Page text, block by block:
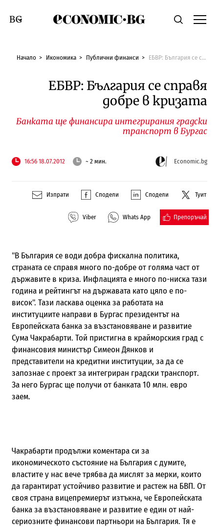
Economic.bgТърсене
Смяна на език
Начало Икономика Публични финанси ЕБВР: България се справя добре в кризата
ЕБВР: България се справя
добре в кризата
Банката ще финансира интегрирания градски
транспорт в Бургас
16:56 18.07.2012 ~ 2 мин. Economic.bg
Изпрати Сподели Сподели Туит
Viber Whats App Препоръчай
"В България се води добра фискална политика,
страната се справя много по-добре от голяма част от
държавите в криза. Инфлацията е много по-ниска тази
година и рейтингът на държавата като цяло е по-
висок". Тази ласкава оценка за работата на
институциите направи в Бургас президентът на
Европейската банка за възстановяване и развитие
Сума Чакрабарти. Той пристигна в крайморския град с
финансовия министър Симеон Дянков и
представители на кредитни институции, за да се
запознае с проект за интегриран градски транспорт.
За него Бургас ще получи от банката 10 млн. евро
заем.
Чакрабарти продължи коментара си за
икономическото състояние на България с думите,
властите у нас вече трябва да мислят за мерки, които
да гарантират устойчиво развитие и растеж на БВП. От
своя страна вицепремиерът изтъкна, че Европейската
банка за възстановяване и развитие е един от най-
сериозните финансови партньори на България. Тя е